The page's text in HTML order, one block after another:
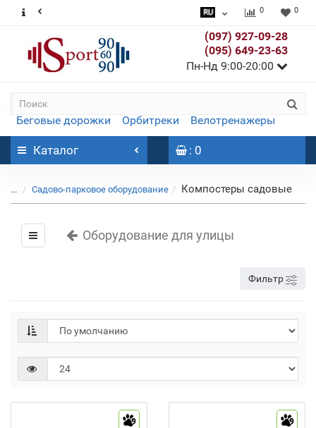
0 0
(097) 927-09-28
(095) 649-23-63
Пн-Нд 9:00-20:00
Беговые дорожки Орбитреки Велотренажеры
Каталог : 0
... Садово-парковое оборудование Компостеры садовые
Оборудование для улицы
Фильтр
9 9